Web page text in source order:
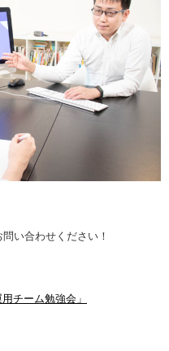
い合わせください！
用チーム勉強会」